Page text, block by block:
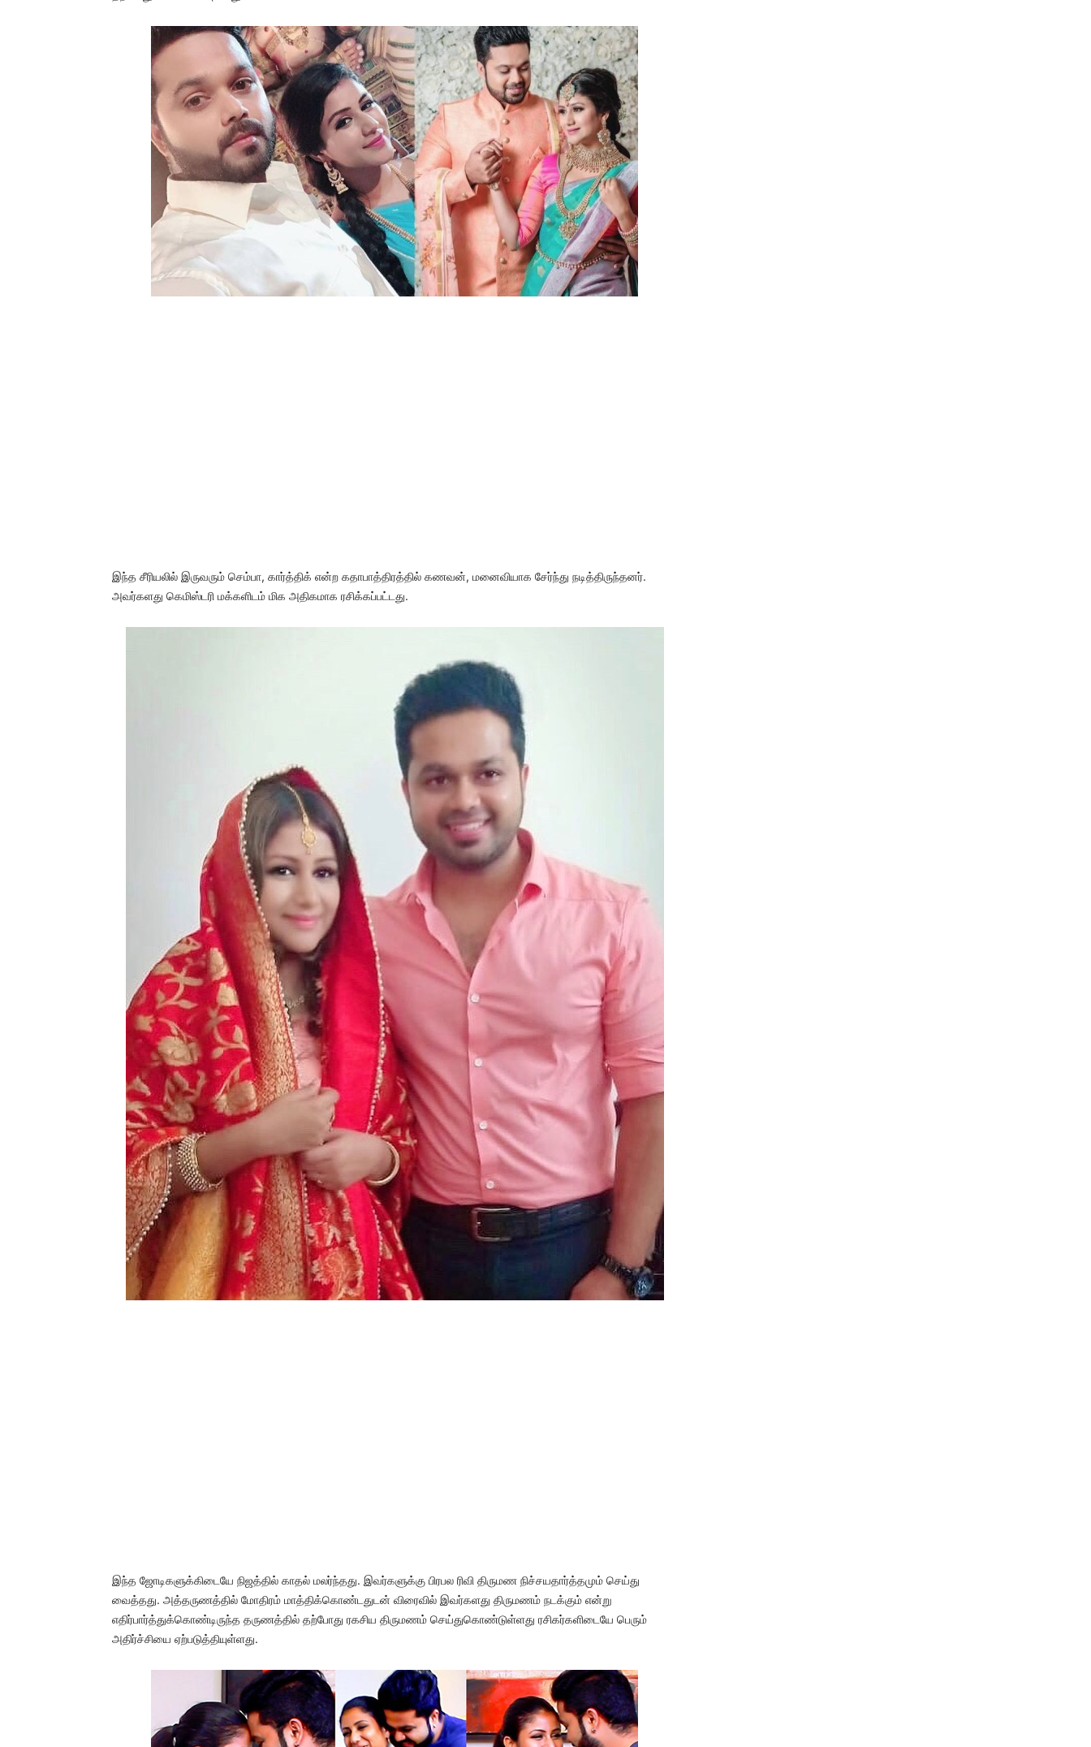
இந்த சீரியலில் இருவரும் செம்பா, கார்த்திக் என்ற கதாபாத்திரத்தில் கணவன், மனைவியாக சேர்ந்து நடித்திருந்தனர்.
அவர்களது கெமிஸ்டரி மக்களிடம் மிக அதிகமாக ரசிக்கப்பட்டது.
இந்த ஜோடிகளுக்கிடையே நிஜத்தில் காதல் மலர்ந்தது. இவர்களுக்கு பிரபல ரிவி திருமண நிச்சயதார்த்தமும் செய்து
வைத்தது. அத்தருணத்தில் மோதிரம் மாத்திக்கொண்டதுடன் விரைவில் இவர்களது திருமணம் நடக்கும் என்று
எதிர்பார்த்துக்கொண்டிருந்த தருணத்தில் தற்போது ரகசிய திருமணம் செய்துகொண்டுள்ளது ரசிகர்களிடையே பெரும்
அதிர்ச்சியை ஏற்படுத்தியுள்ளது.